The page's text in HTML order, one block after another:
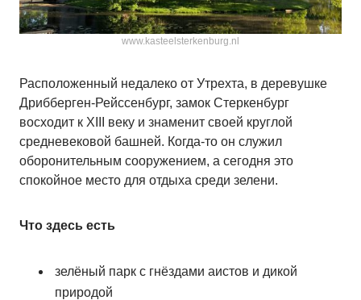
www.kasteelsterkenburg.nl
Расположенный недалеко от Утрехта, в деревушке
Дрибберген-Рейссенбург, замок Стеркенбург
восходит к XIII веку и знаменит своей круглой
средневековой башней. Когда-то он служил
оборонительным сооружением, а сегодня это
спокойное место для отдыха среди зелени.
Что здесь есть
зелёный парк с гнёздами аистов и дикой
природой